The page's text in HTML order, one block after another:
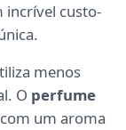
incrível custo-
menos
O perfume
um aroma